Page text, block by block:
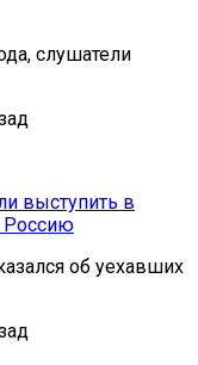
слушатели
выступить в
Россию
об уехавших